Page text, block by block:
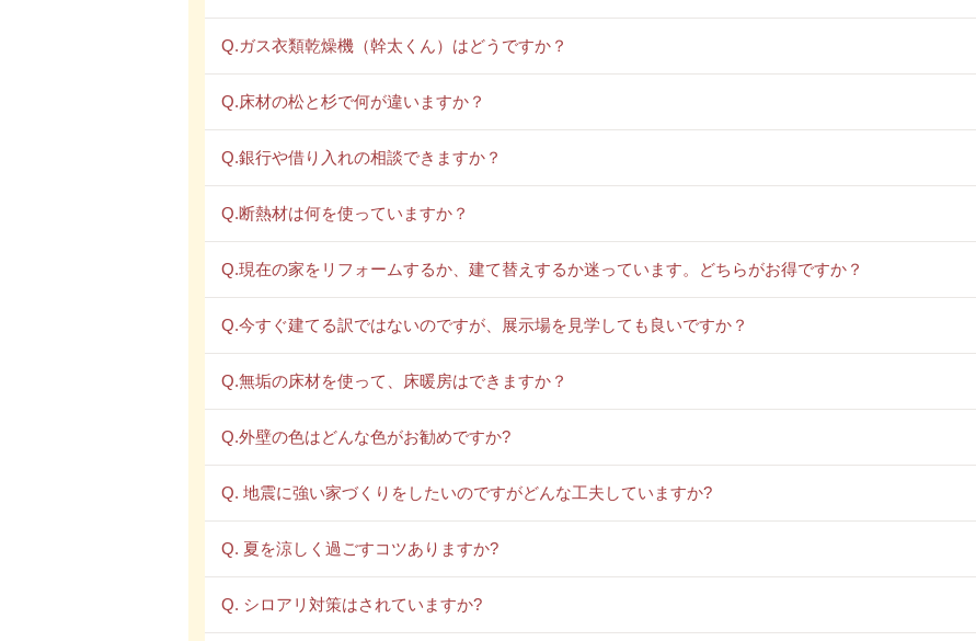
Q.ガス衣類乾燥機（幹太くん）はどうですか？
Q.床材の松と杉で何が違いますか？
Q.銀行や借り入れの相談できますか？
Q.断熱材は何を使っていますか？
Q.現在の家をリフォームするか、建て替えするか迷っています。どちらがお得ですか？
Q.今すぐ建てる訳ではないのですが、展示場を見学しても良いですか？
Q.無垢の床材を使って、床暖房はできますか？
Q.外壁の色はどんな色がお勧めですか?
Q. 地震に強い家づくりをしたいのですがどんな工夫していますか?
Q. 夏を涼しく過ごすコツありますか?
Q. シロアリ対策はされていますか?